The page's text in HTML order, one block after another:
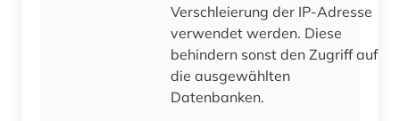
Verschleierung der IP-Adresse
verwendet werden. Diese
behindern sonst den Zugriff auf
die ausgewählten
Datenbanken.